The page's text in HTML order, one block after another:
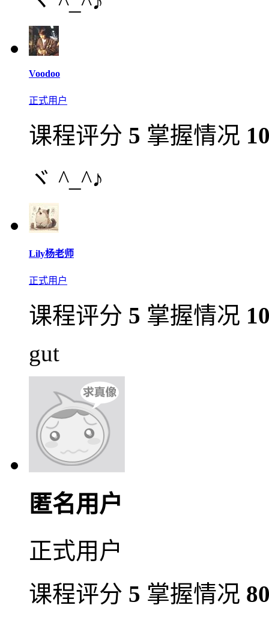
Voodoo
正式用户
课程评分 5 掌握情况
ヾ ^_^♪
Lily杨老师
正式用户
课程评分 5 掌握情况
gut
匿名用户
正式用户
课程评分 5 掌握情况